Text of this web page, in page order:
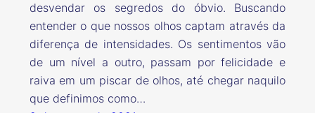
desvendar os segredos do óbvio. Buscando
entender o que nossos olhos captam através da
diferença de intensidades. Os sentimentos vão
de um nível a outro, passam por felicidade e
raiva em um piscar de olhos, até chegar naquilo
que definimos como…